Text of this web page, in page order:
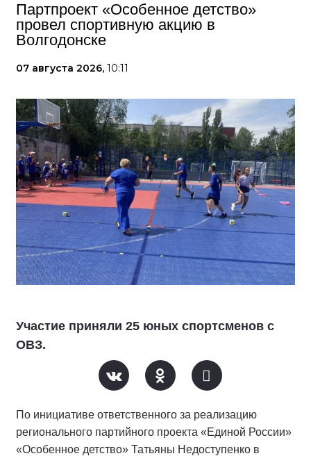
Партпроект «Особенное детство»
провел спортивную акцию в
Волгодонске
07 августа 2026, 10:11
Участие приняли 25 юных спортсменов с
ОВЗ.
По инициативе ответственного за реализацию
регионального партийного проекта «Единой России»
«Особенное детство» Татьяны Недоступенко в